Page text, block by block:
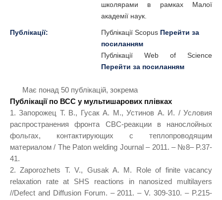
школярами в рамках Малої
академії наук.
Публікації: Публікації Scopus Перейти за
посиланням
Публікації Web of Science
Перейти за посиланням
Має понад 50 публікацій, зокрема
Публікації по ВСС у мультишарових плівках
1. Запорожец Т. В., Гусак А. М., Устинов А. И. / Условия
распространения фронта СВС-реакции в нанослойных
фольгах, контактирующих с теплопроводящим
материалом / The Paton welding Journal – 2011. – №8– P.37-
41.
2. Zaporozhets T. V., Gusak A. M. Role of finite vacancy
relaxation rate at SHS reactions in nanosized multilayers
//Defect and Diffusion Forum. – 2011. – V. 309-310. – P.215-